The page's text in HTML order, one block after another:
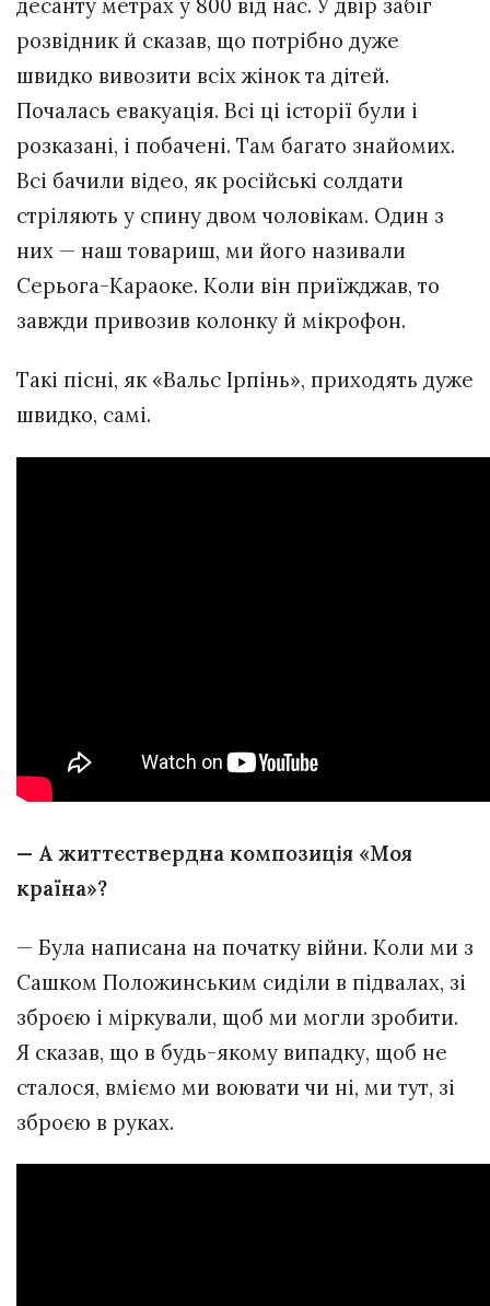
десанту метрах у 800 від нас. У двір забіг
розвідник й сказав, що потрібно дуже
швидко вивозити всіх жінок та дітей.
Почалась евакуація. Всі ці історії були і
розказані, і побачені. Там багато знайомих.
Всі бачили відео, як російські солдати
стріляють у спину двом чоловікам. Один з
них — наш товариш, ми його називали
Серьога-Караоке. Коли він приїжджав, то
завжди привозив колонку й мікрофон.
Такі пісні, як «Вальс Ірпінь», приходять дуже
швидко, самі.
— А життєствердна композиція «Моя
країна»?
— Була написана на початку війни. Коли ми з
Сашком Положинським сиділи в підвалах, зі
зброєю і міркували, щоб ми могли зробити.
Я сказав, що в будь-якому випадку, щоб не
сталося, вміємо ми воювати чи ні, ми тут, зі
зброєю в руках.